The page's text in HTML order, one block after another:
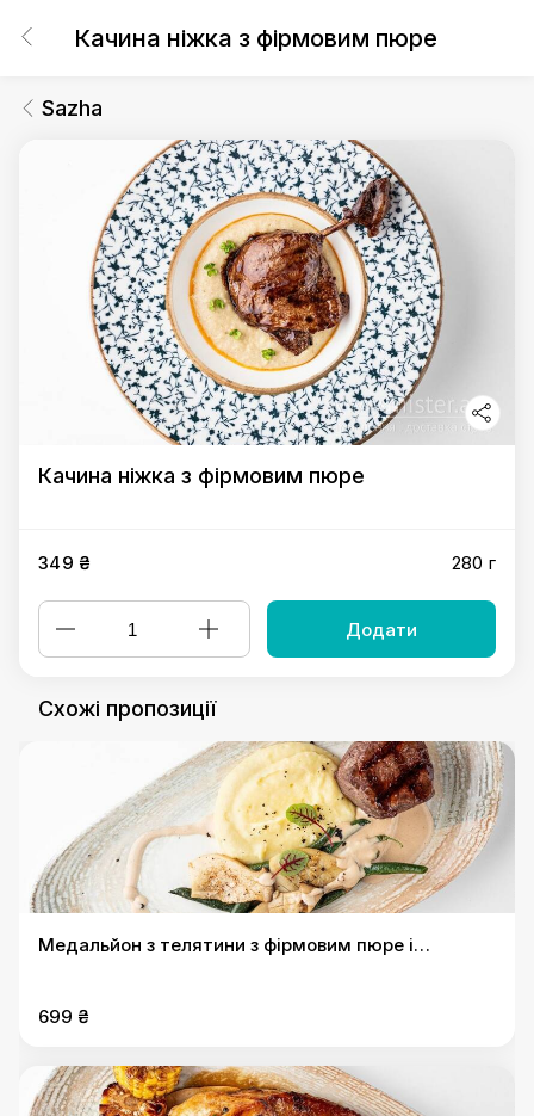
Качина ніжка з фірмовим пюре
Sazha
Качина ніжка з фірмовим пюре
349 ₴ 280 г
Додати
Схожі пропозиції
Медальйон з телятини з фірмовим пюре і
699 ₴